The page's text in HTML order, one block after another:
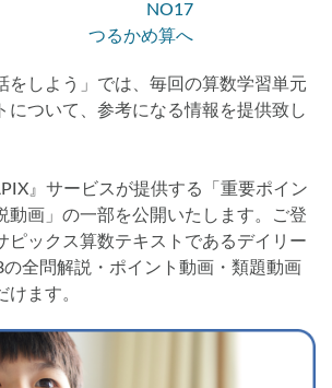
NO17
つるかめ算へ
をしよう」では、毎回の算数学習単元
について、参考になる情報を提供致し
』サービスが提供する「重要ポイン
動画」の一部を公開いたします。ご登
ピックス算数テキストであるデイリー
全問解説・ポイント動画・類題動画
けます。
中学受験算数
入試分析・志望校別対策
保存版 学習法記事 テスト速報
答 コベツバradio（音声コンテンツ）
ェック
確認/復習テスト SAPIX組分けテスト
ン 土曜特訓
カリキュラムテスト 四谷大塚週テスト
判定テスト
夏期(7〜8月)